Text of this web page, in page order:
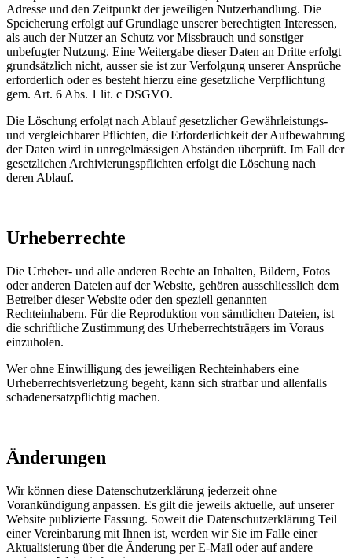
Adresse und den Zeitpunkt der jeweiligen Nutzerhandlung. Die
Speicherung erfolgt auf Grundlage unserer berechtigten Interessen,
als auch der Nutzer an Schutz vor Missbrauch und sonstiger
unbefugter Nutzung. Eine Weitergabe dieser Daten an Dritte erfolgt
grundsätzlich nicht, ausser sie ist zur Verfolgung unserer Ansprüche
erforderlich oder es besteht hierzu eine gesetzliche Verpflichtung
gem. Art. 6 Abs. 1 lit. c DSGVO.
Die Löschung erfolgt nach Ablauf gesetzlicher Gewährleistungs-
und vergleichbarer Pflichten, die Erforderlichkeit der Aufbewahrung
der Daten wird in unregelmässigen Abständen überprüft. Im Fall der
gesetzlichen Archivierungspflichten erfolgt die Löschung nach
deren Ablauf.
Urheberrechte
Die Urheber- und alle anderen Rechte an Inhalten, Bildern, Fotos
oder anderen Dateien auf der Website, gehören ausschliesslich dem
Betreiber dieser Website oder den speziell genannten
Rechteinhabern. Für die Reproduktion von sämtlichen Dateien, ist
die schriftliche Zustimmung des Urheberrechtsträgers im Voraus
einzuholen.
Wer ohne Einwilligung des jeweiligen Rechteinhabers eine
Urheberrechtsverletzung begeht, kann sich strafbar und allenfalls
schadenersatzpflichtig machen.
Änderungen
Wir können diese Datenschutzerklärung jederzeit ohne
Vorankündigung anpassen. Es gilt die jeweils aktuelle, auf unserer
Website publizierte Fassung. Soweit die Datenschutzerklärung Teil
einer Vereinbarung mit Ihnen ist, werden wir Sie im Falle einer
Aktualisierung über die Änderung per E-Mail oder auf andere